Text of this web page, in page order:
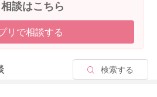
しております。
の質問がある場合、ひとつずつご投
すが、再度ひとつずつご投稿いただ
相談はこちら
リで相談する
検索する